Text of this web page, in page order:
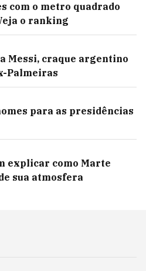
com o metro quadrado
o ranking
Messi, craque argentino
Palmeiras
para as presidências
explicar como Marte
sua atmosfera